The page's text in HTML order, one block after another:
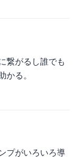
繋がるし誰でも
かる。
プがいろいろ導